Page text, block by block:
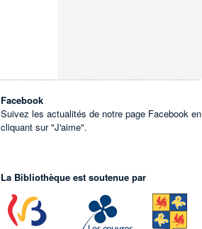
Facebook
Suivez les actualités de notre page Facebook en
cliquant sur "J'aime".
La Bibliothèque est soutenue par